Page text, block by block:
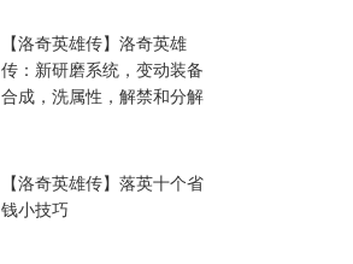
【洛奇英雄传】洛奇英雄
传：新研磨系统，变动装备
合成，洗属性，解禁和分解
【洛奇英雄传】落英十个省
钱小技巧